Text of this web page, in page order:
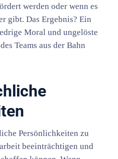
werden oder wenn es
gibt. Das Ergebnis? Ein
Moral und ungelöste
Teams aus der Bahn
Persönlichkeiten zu
beeinträchtigen und